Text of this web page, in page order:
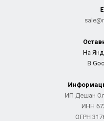
На
В
ИП Дешан
ИНН
ОГРН